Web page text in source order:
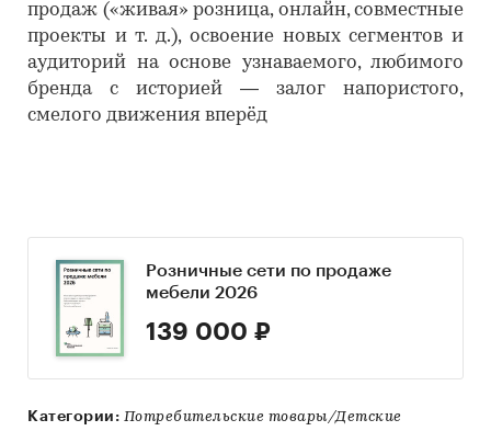
продаж («живая» розница, онлайн, совместные
проекты и т. д.), освоение новых сегментов и
аудиторий на основе узнаваемого, любимого
бренда с историей — залог напористого,
смелого движения вперёд
Розничные сети по продаже
мебели 2026
139 000 ₽
Категории: Потребительские товары/Детские